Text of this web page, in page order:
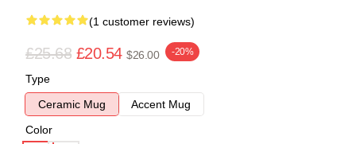
(1 customer reviews)
£25.68 £20.54 $26.00 -20%
Type
Ceramic Mug
Accent Mug
Color